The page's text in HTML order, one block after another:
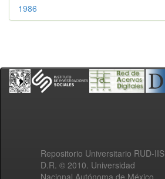
1986
Repositorio Universitario RUD-IIS
D.R. © 2010. Universidad
Nacional Autónoma de México.